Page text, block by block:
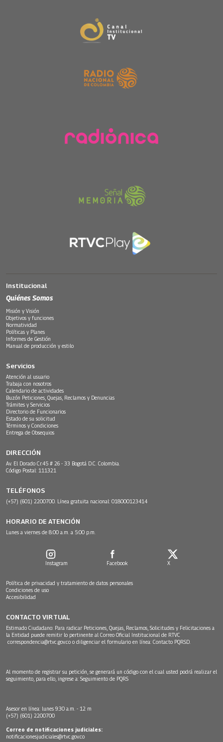
Institucional
Quiénes Somos
Misión y Visión
Objetivos y funciones
Normatividad
Políticas y Planes
Informes de Gestión
Manual de producción y estilo
Servicios
Atención al usuario
Trabaja con nosotros
Calendario de actividades
Buzón Peticiones, Quejas, Reclamos y Denuncias
Trámites y Servicios
Directorio de Funcionarios
Estado de su solicitud
Términos y Condiciones
Entrega de Obsequios
DIRECCIÓN
Av. El Dorado Cr.45 # 26 - 33 Bogotá D.C. Colombia.
Código Postal: 111321
TELÉFONOS
(+57) (601) 2200700. Línea gratuita nacional: 018000123414
HORARIO DE ATENCIÓN
Lunes a viernes de 8:00 a.m. a 5:00 p.m.
Instagram Facebook X
Política de privacidad y tratamiento de datos personales
Condiciones de uso
Accesibilidad
CONTACTO VIRTUAL
Estimado Ciudadano: Para radicar Peticiones, Quejas, Reclamos, Solicitudes y Felicitaciones a
la Entidad puede remitir lo pertinente al Correo Oficial Institucional de RTVC
correspondencia@rtvc.gov.co o diligenciar el formulario en línea: Contacto PQRSD.
Al momento de registrar su petición, se generará un código con el cual usted podrá realizar el
seguimiento, para ello, ingrese a: Seguimiento de PQRS
Asesor en línea: lunes 9:30 a.m. - 12 m
(+57) (601) 2200700
Correo de notificaciones judiciales:
notificacionesjudiciales@rtvc.gov.co